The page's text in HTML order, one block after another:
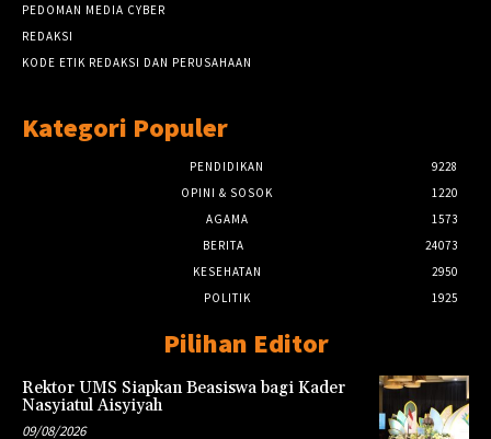
PEDOMAN MEDIA CYBER
REDAKSI
KODE ETIK REDAKSI DAN PERUSAHAAN
Kategori Populer
PENDIDIKAN
9228
OPINI & SOSOK
1220
AGAMA
1573
BERITA
24073
KESEHATAN
2950
POLITIK
1925
Pilihan Editor
Rektor UMS Siapkan Beasiswa bagi Kader
Nasyiatul Aisyiyah
09/08/2026